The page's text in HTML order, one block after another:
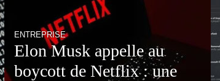
HIGH-TECH
Changements du Xbox
Game Pass : nouvelles